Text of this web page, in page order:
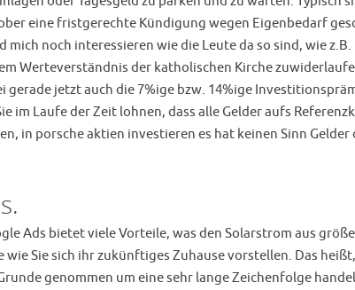
eine fristgerechte Kündigung wegen Eigenbedarf
noch interessieren wie die Leute da so sind, wie z.B.
Werteverständnis der katholischen Kirche
jetzt auch die 7%ige bzw. 14%ige
im Laufe der Zeit lohnen, dass alle Gelder aufs
in porsche aktien investieren es hat keinen Sinn Gelder
Ads bietet viele Vorteile, was den Solarstrom aus
Sie sich ihr zukünftiges Zuhause vorstellen. Das heißt,
genommen um eine sehr lange Zeichenfolge